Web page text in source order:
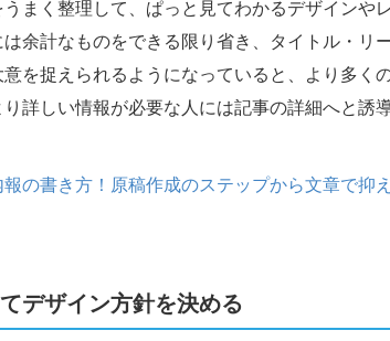
まく整理して、ぱっと見てわかるデザインや
余計なものをできる限り省き、タイトル・リ
を捉えられるようになっていると、より多く
詳しい情報が必要な人には記事の詳細へと誘
の書き方！原稿作成のステップから文章で抑
デザイン方針を決める